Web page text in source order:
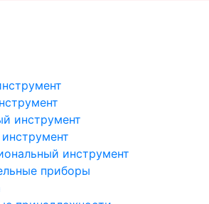
инструмент
инструмент
приборы